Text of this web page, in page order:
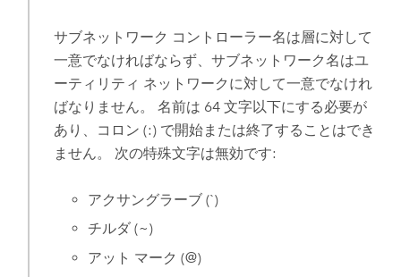
サブネットワーク コントローラー名は層に対して
一意でなければならず、サブネットワーク名はユ
ーティリティ ネットワークに対して一意でなけれ
ばなりません。 名前は 64 文字以下にする必要が
あり、コロン (:) で開始または終了することはでき
ません。 次の特殊文字は無効です:
アクサングラーブ (`)
チルダ (~)
アット マーク (@)